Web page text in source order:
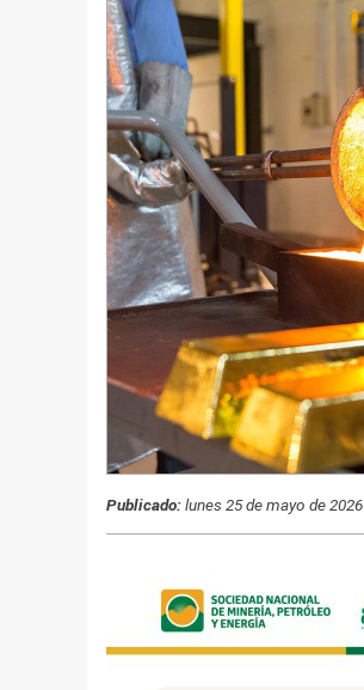
Publicado:lunes 25 de mayo de 2026